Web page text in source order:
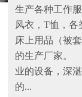
生产各种工作
风衣，T恤，各
床上用品（被
的生产厂家。
业的设备，深
的...